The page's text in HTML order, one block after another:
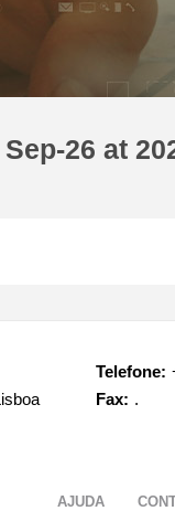
26 at
Telefone:
Fax: .
AJUDA